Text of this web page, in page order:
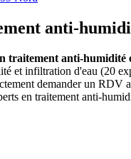
anti-
traitement anti-
et infiltration d'eau (20
demander un
en traitement anti-